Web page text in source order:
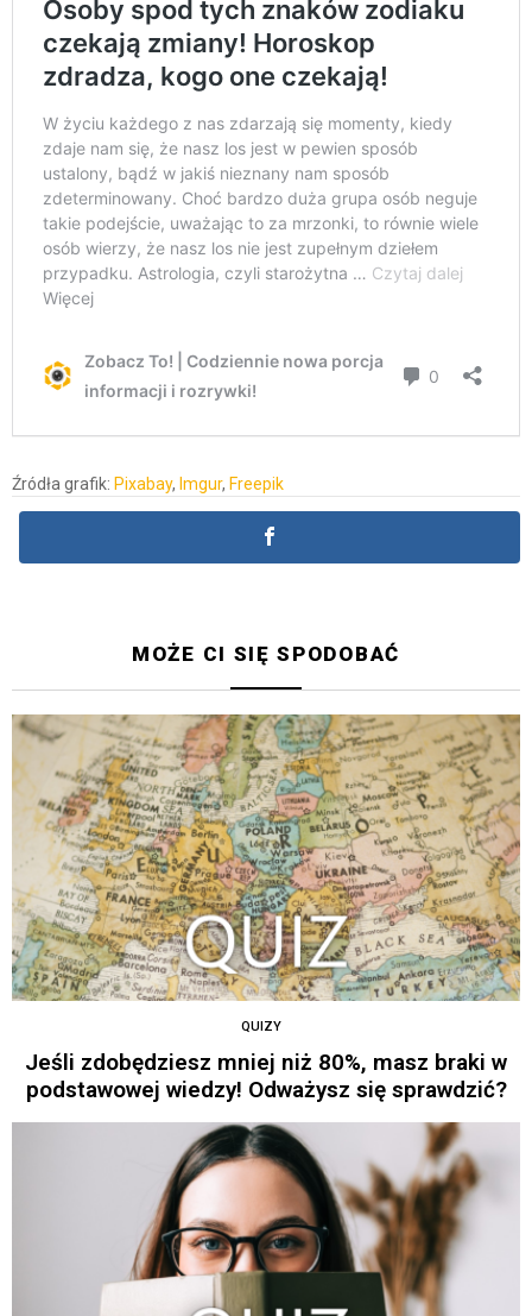
Źródła grafik: Pixabay, Imgur, Freepik
MOŻE CI SIĘ SPODOBAĆ
QUIZY
Jeśli zdobędziesz mniej niż 80%, masz braki w
podstawowej wiedzy! Odważysz się sprawdzić?